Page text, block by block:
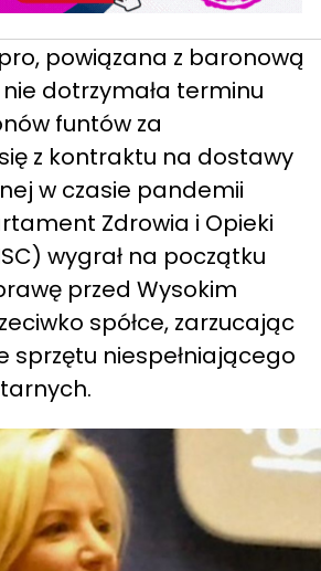
powiązana z baronową
dotrzymała terminu
funtów za
z kontraktu na dostawy
w czasie pandemii
Zdrowia i Opieki
wygrał na początku
przed Wysokim
spółce, zarzucając
sprzętu niespełniającego